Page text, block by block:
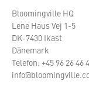
Bloomingville HQ
Lene Haus Vej 1-5
DK-7430 Ikast
Dänemark
Telefon: +45 96 26 46